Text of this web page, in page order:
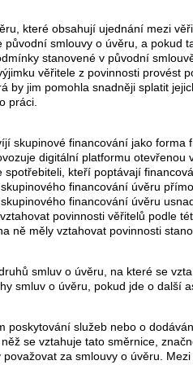
které obsahují ujednání mezi
původní smlouvy o úvěru, a
stanovené v původní
věřitele z povinnosti provést
by jim pomohla snadněji splatit
práci.
skupinové financování jako
digitální platformu
spotřebiteli, kteří poptávají
financování úvěru
financování úvěru
povinnosti věřitelů podle
ně měly vztahovat povinnosti
smluv o úvěru, na které se
smluv o úvěru, pokud jde o další
poskytování služeb nebo o
se vztahuje tato směrnice,
za smlouvy o úvěru.